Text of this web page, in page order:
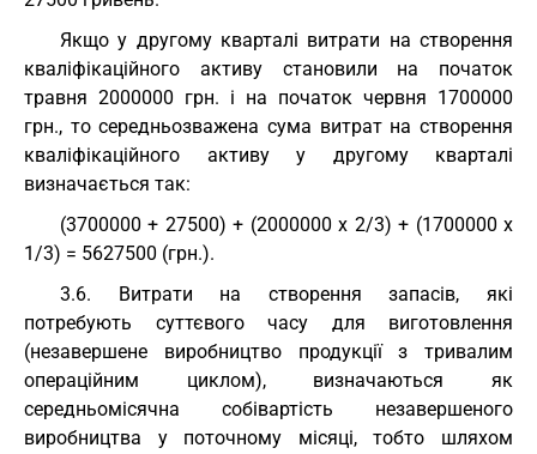
Якщо у другому кварталі витрати на створення
кваліфікаційного активу становили на початок
травня 2000000 грн. і на початок червня 1700000
грн., то середньозважена сума витрат на створення
кваліфікаційного активу у другому кварталі
визначається так:
(3700000 + 27500) + (2000000 х 2/3) + (1700000 х
1/3) = 5627500 (грн.).
3.6. Витрати на створення запасів, які
потребують суттєвого часу для виготовлення
(незавершене виробництво продукції з тривалим
операційним циклом), визначаються як
середньомісячна собівартість незавершеного
виробництва у поточному місяці, тобто шляхом